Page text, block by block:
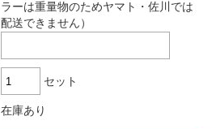
ラーは重量物のためヤマト・佐川では
配送できません）
セット
在庫あり